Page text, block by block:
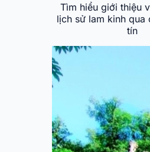
Tìm hiểu giới thiệu
lịch sử lam kinh qua
tín